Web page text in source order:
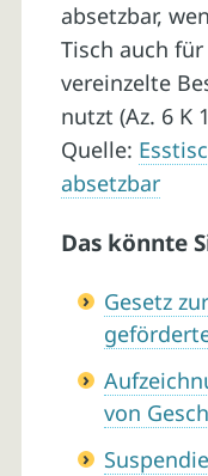
absetzbar,
Tisch auch
vereinzelte
nutzt (Az. 6 K
Quelle:
absetzbar
Das könnte
Gesetz
von